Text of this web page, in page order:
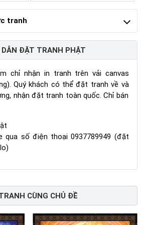
tranh
DẪN ĐẶT TRANH PHẬT
chỉ nhận in tranh trên vải canvas
Quý khách có thể đặt tranh về và
nhận đặt tranh toàn quốc. Chỉ bán
qua số điện thoại 0937789949 (đặt
CÙNG CHỦ ĐỀ